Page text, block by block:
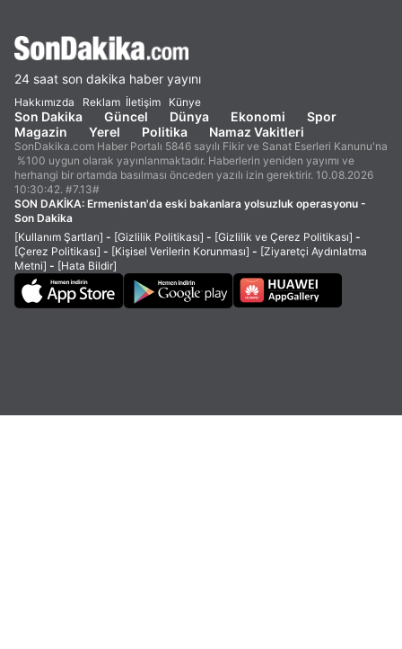
24 saat son dakika haber yayını
Hakkımızda Reklam İletişim Künye
Son Dakika Güncel Dünya Ekonomi
Spor
Magazin
Yerel Politika Namaz Vakitleri
SonDakika.com Haber Portalı 5846 sayılı Fikir ve Sanat Eserleri Kanunu'na
%100 uygun olarak yayınlanmaktadır. Haberlerin yeniden yayımı ve
herhangi bir ortamda basılması önceden yazılı izin gerektirir. 10.08.2026
10:30:42. #7.13#
SON DAKİKA: Ermenistan'da eski bakanlara yolsuzluk operasyonu -
Son Dakika
[Kullanım Şartları] - [Gizlilik Politikası] - [Gizlilik ve Çerez Politikası] -
[Çerez Politikası] - [Kişisel Verilerin Korunması] - [Ziyaretçi Aydınlatma
Metni] - [Hata Bildir]